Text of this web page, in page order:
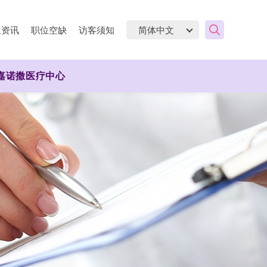
讯 职位空缺 访客须知
诺撒医疗中心